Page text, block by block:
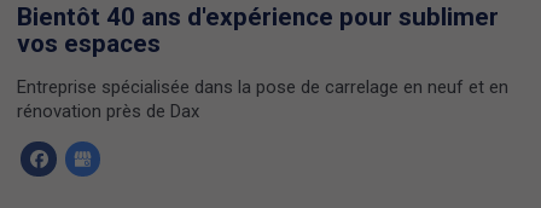
Bientôt 40 ans d'expérience pour sublimer
vos espaces
Entreprise spécialisée dans la pose de carrelage en neuf et en
rénovation près de Dax